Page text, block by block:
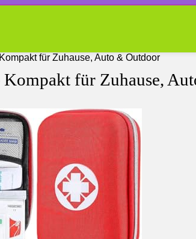
für Zuhause, Auto & Outdoor
für Zuhause,